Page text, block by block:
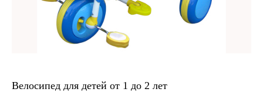
Велосипед для детей от 1 до 2 лет